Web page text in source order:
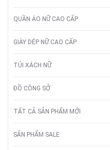
QUẦN ÁO NỮ CAO CẤP
GIÀY DÉP NỮ CAO CẤP
TÚI XÁCH NỮ
ĐỒ CÔNG SỞ
TẤT CẢ SẢN PHẨM MỚI
SẢN PHẨM SALE